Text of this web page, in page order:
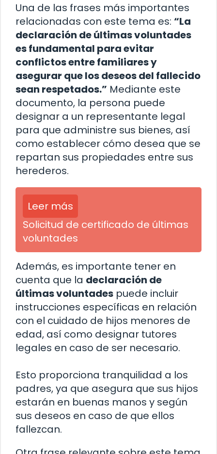
Una de las frases más importantes
relacionadas con este tema es: “La
declaración de últimas voluntades
es fundamental para evitar
conflictos entre familiares y
asegurar que los deseos del fallecido
sean respetados.” Mediante este
documento, la persona puede
designar a un representante legal
para que administre sus bienes, así
como establecer cómo desea que se
repartan sus propiedades entre sus
herederos.
Leer más
Solicitud de certificado de últimas
voluntades
Además, es importante tener en
cuenta que la declaración de
últimas voluntades puede incluir
instrucciones específicas en relación
con el cuidado de hijos menores de
edad, así como designar tutores
legales en caso de ser necesario.
Esto proporciona tranquilidad a los
padres, ya que asegura que sus hijos
estarán en buenas manos y según
sus deseos en caso de que ellos
fallezcan.